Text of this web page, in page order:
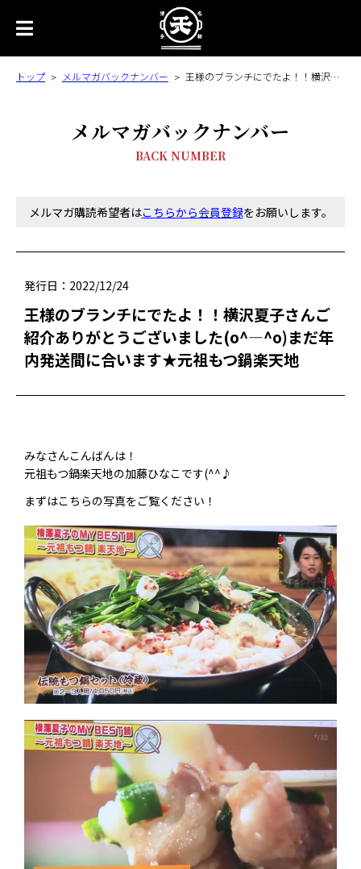
トップ メルマガバックナンバー 王様のブランチにでたよ！！横沢夏子さんご紹介ありがとうございました(o^―^o)まだ年内発送間に合います★元祖もつ鍋楽天地
メルマガバックナンバー
BACK NUMBER
メルマガ購読希望者はこちらから会員登録をお願いします。
発行日：2022/12/24
王様のブランチにでたよ！！横沢夏子さんご
紹介ありがとうございました(o^―^o)まだ年
内発送間に合います★元祖もつ鍋楽天地
みなさんこんばんは！
元祖もつ鍋楽天地の加藤ひなこです(^^♪
まずはこちらの写真をご覧ください！